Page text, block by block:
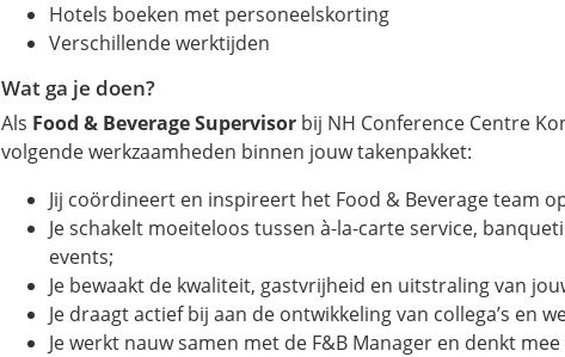
Hotels boeken met personeelskorting
Verschillende werktijden
Wat ga je doen?
Als Food & Beverage Supervisor bij NH Conference Centre
volgende werkzaamheden binnen jouw takenpakket:
Jij coördineert en inspireert het Food & Beverage team
Je schakelt moeiteloos tussen à-la-carte service,
events;
Je bewaakt de kwaliteit, gastvrijheid en uitstraling van
Je draagt actief bij aan de ontwikkeling van collega’s en
Je werkt nauw samen met de F&B Manager en denkt